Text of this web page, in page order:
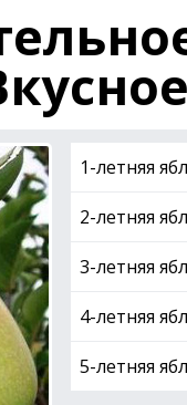
1-летняя
2-летняя
3-летняя
4-летняя
5-летняя